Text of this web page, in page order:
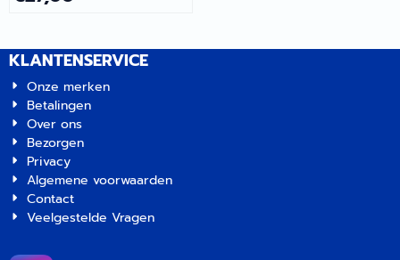
Bike-Block Pro S D3 2024 |
Artikelnummer 0901363
KLANTENSERVICE
Onze merken
Betalingen
Over ons
Bezorgen
Privacy
Algemene voorwaarden
Contact
Veelgestelde Vragen